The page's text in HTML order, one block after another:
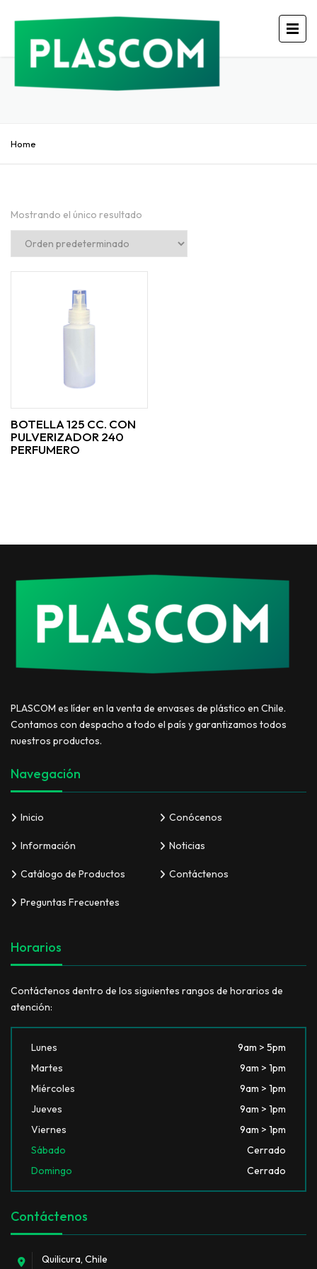
Home
Mostrando el único resultado
BOTELLA 125 CC. CON
PULVERIZADOR 240
PERFUMERO
PLASCOM es líder en la venta de envases de plástico en Chile.
Contamos con despacho a todo el país y garantizamos todos
nuestros productos.
Navegación
Inicio Conócenos
Información Noticias
Catálogo de Productos Contáctenos
Preguntas Frecuentes
Horarios
Contáctenos dentro de los siguientes rangos de horarios de
atención:
Lunes
9am > 5pm
Martes
9am > 1pm
Miércoles
9am > 1pm
Jueves
9am > 1pm
Viernes
9am > 1pm
Sábado
Cerrado
Domingo
Cerrado
Contáctenos
Quilicura, Chile